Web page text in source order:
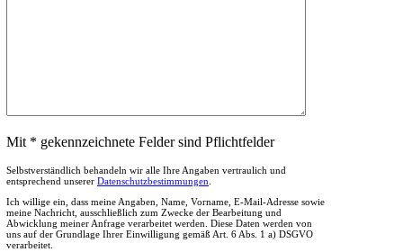
Mit * gekennzeichnete Felder sind Pflichtfelder
Selbstverständlich behandeln wir alle Ihre Angaben vertraulich und
entsprechend unserer Datenschutzbestimmungen
Ich willige ein, dass meine Angaben, Name, Vorname, E-Mail-Adresse sowie
meine Nachricht, ausschließlich zum Zwecke der Bearbeitung und
Abwicklung meiner Anfrage verarbeitet werden. Diese Daten werden von
uns auf der Grundlage Ihrer Einwilligung gemäß Art. 6 Abs. 1 a) DSGVO
verarbeitet.